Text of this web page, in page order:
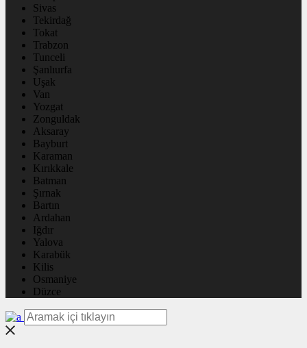
Sivas
Tekirdağ
Tokat
Trabzon
Tunceli
Şanlıurfa
Uşak
Van
Yozgat
Zonguldak
Aksaray
Bayburt
Karaman
Kırıkkale
Batman
Şırnak
Bartın
Ardahan
Iğdır
Yalova
Karabük
Kilis
Osmaniye
Düzce